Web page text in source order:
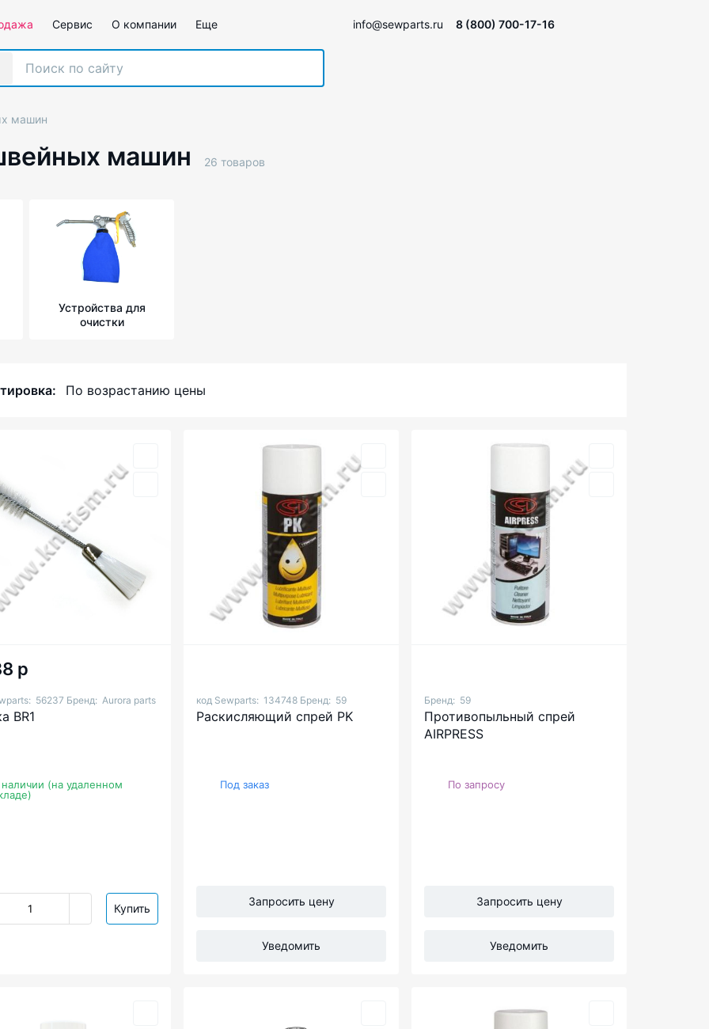
Сервис О компании Еще info@sewparts.ru 8 (800) 700-17-16
машин
машин 26 товаров
Устройства для
очистки
По возрастанию цены
р
56237 Бренд: Aurora parts
BR1
(на удаленном
Купить
код Sewparts: 134748 Бренд: 59
Раскисляющий спрей PK
Под заказ
Запросить цену
Уведомить
Бренд: 59
Противопыльный спрей
AIRPRESS
По запросу
Запросить цену
Уведомить